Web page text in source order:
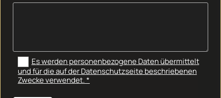
Es werden personenbezogene Daten übermittelt
und für die auf der Datenschutzseite beschriebenen
Zwecke verwendet. *